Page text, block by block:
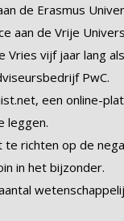
de Erasmus
aan de Vrije
vijf jaar lang
PwC.
een online-
leggen.
te richten op de
in het bijzonder.